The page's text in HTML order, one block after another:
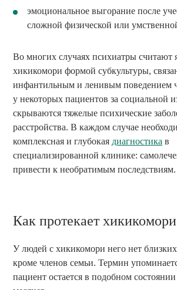
эмоциональное выгорание после
сложной физической или
Во многих случаях психиатры считают
хикикомори формой субкультуры,
инфантильным и ленивым поведением
у некоторых пациентов за социальной
скрываются тяжелые психические
расстройства. В каждом случае
комплексная и глубокая диагностика в
специализированной клинике:
привести к необратимым последствиям.
Как протекает хикикомори
У людей с хикикомори него нет
кроме членов семьи. Термин
пациент остается в подобном